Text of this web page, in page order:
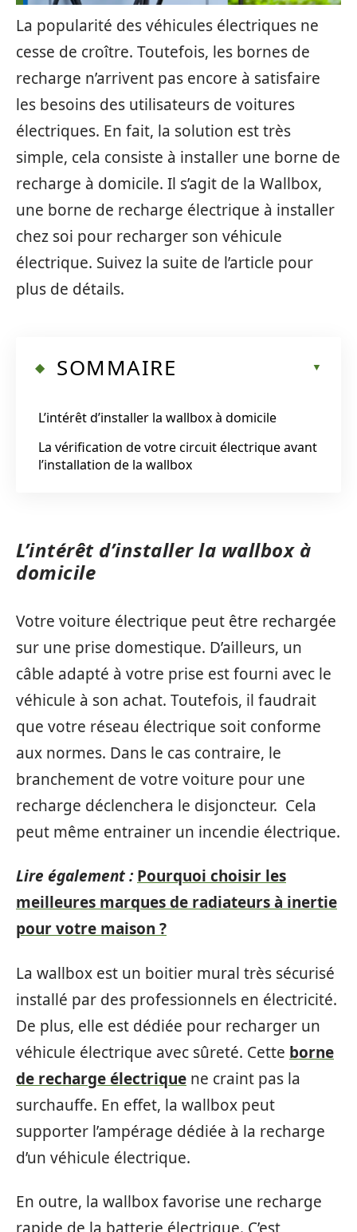
La popularité des véhicules électriques ne
cesse de croître. Toutefois, les bornes de
recharge n’arrivent pas encore à satisfaire
les besoins des utilisateurs de voitures
électriques. En fait, la solution est très
simple, cela consiste à installer une borne de
recharge à domicile. Il s’agit de la Wallbox,
une borne de recharge électrique à installer
chez soi pour recharger son véhicule
électrique. Suivez la suite de l’article pour
plus de détails.
SOMMAIRE
L’intérêt d’installer la wallbox à domicile
La vérification de votre circuit électrique avant
l’installation de la wallbox
L’intérêt d’installer la wallbox à
domicile
Votre voiture électrique peut être rechargée
sur une prise domestique. D’ailleurs, un
câble adapté à votre prise est fourni avec le
véhicule à son achat. Toutefois, il faudrait
que votre réseau électrique soit conforme
aux normes. Dans le cas contraire, le
branchement de votre voiture pour une
recharge déclenchera le disjoncteur. Cela
peut même entrainer un incendie électrique.
Lire également : Pourquoi choisir les
meilleures marques de radiateurs à inertie
pour votre maison ?
La wallbox est un boitier mural très sécurisé
installé par des professionnels en électricité.
De plus, elle est dédiée pour recharger un
véhicule électrique avec sûreté. Cette borne
de recharge électrique ne craint pas la
surchauffe. En effet, la wallbox peut
supporter l’ampérage dédiée à la recharge
d’un véhicule électrique.
En outre, la wallbox favorise une recharge